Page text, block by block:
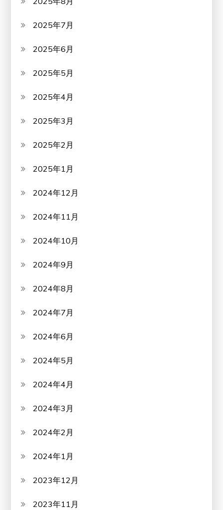
2025年7月
2025年6月
2025年5月
2025年4月
2025年3月
2025年2月
2025年1月
2024年12月
2024年11月
2024年10月
2024年9月
2024年8月
2024年7月
2024年6月
2024年5月
2024年4月
2024年3月
2024年2月
2024年1月
2023年12月
2023年11月